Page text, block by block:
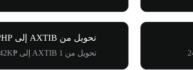
تحويل من AXTIB إلى PHP
تحويل من 1 AXTIB إلى ₱5.42K